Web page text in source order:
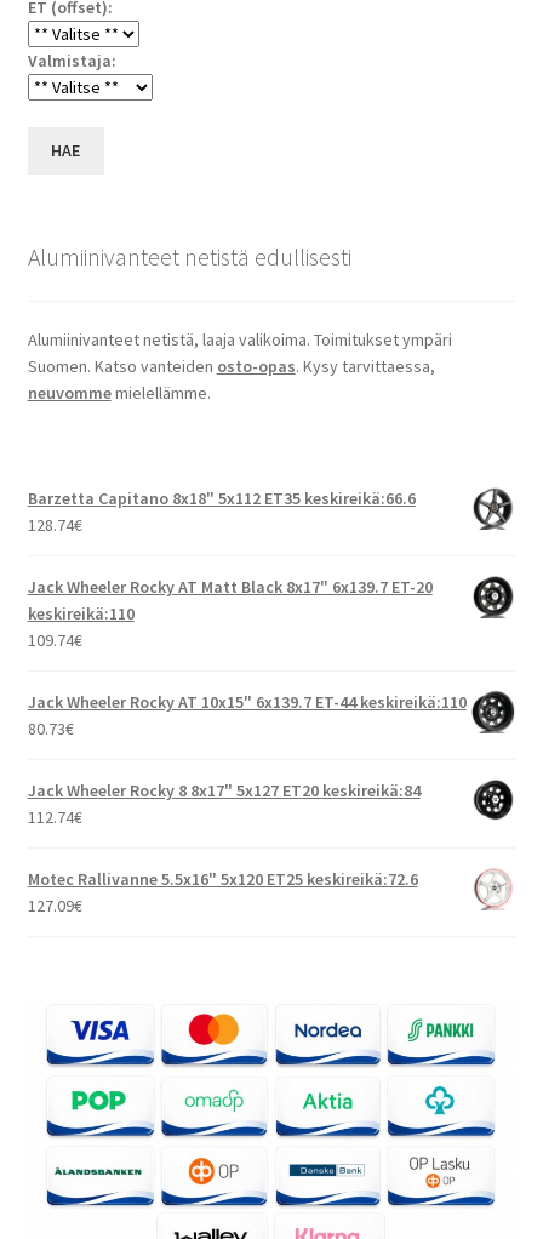
ET (offset):
Valmistaja:
HAE
Alumiinivanteet netistä edullisesti
Alumiinivanteet netistä, laaja valikoima. Toimitukset ympäri
Suomen. Katso vanteiden osto-opas. Kysy tarvittaessa,
neuvommemielellämme.
Barzetta Capitano 8x18" 5x112 ET35 keskireikä:66.6
128.74€
Jack Wheeler Rocky AT Matt Black 8x17" 6x139.7 ET-20
keskireikä:110
109.74€
Jack Wheeler Rocky AT 10x15" 6x139.7 ET-44 keskireikä:110
80.73€
Jack Wheeler Rocky 8 8x17" 5x127 ET20 keskireikä:84
112.74€
Motec Rallivanne 5.5x16" 5x120 ET25 keskireikä:72.6
127.09€